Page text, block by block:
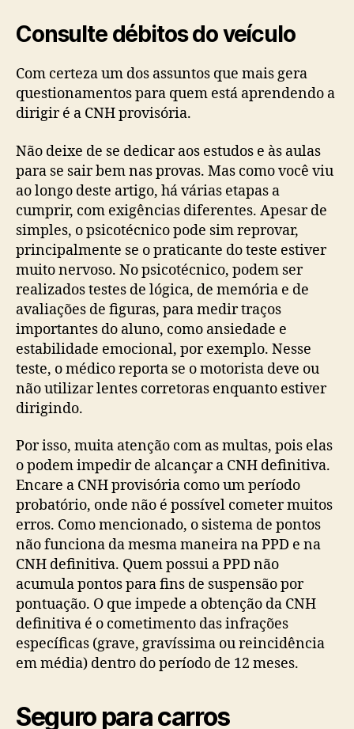
Consulte débitos do veículo
Com certeza um dos assuntos que mais gera
questionamentos para quem está aprendendo a
dirigir é a CNH provisória.
Não deixe de se dedicar aos estudos e às aulas
para se sair bem nas provas. Mas como você viu
ao longo deste artigo, há várias etapas a
cumprir, com exigências diferentes. Apesar de
simples, o psicotécnico pode sim reprovar,
principalmente se o praticante do teste estiver
muito nervoso. No psicotécnico, podem ser
realizados testes de lógica, de memória e de
avaliações de figuras, para medir traços
importantes do aluno, como ansiedade e
estabilidade emocional, por exemplo. Nesse
teste, o médico reporta se o motorista deve ou
não utilizar lentes corretoras enquanto estiver
dirigindo.
Por isso, muita atenção com as multas, pois elas
o podem impedir de alcançar a CNH definitiva.
Encare a CNH provisória como um período
probatório, onde não é possível cometer muitos
erros. Como mencionado, o sistema de pontos
não funciona da mesma maneira na PPD e na
CNH definitiva. Quem possui a PPD não
acumula pontos para fins de suspensão por
pontuação. O que impede a obtenção da CNH
definitiva é o cometimento das infrações
específicas (grave, gravíssima ou reincidência
em média) dentro do período de 12 meses.
Seguro para carros